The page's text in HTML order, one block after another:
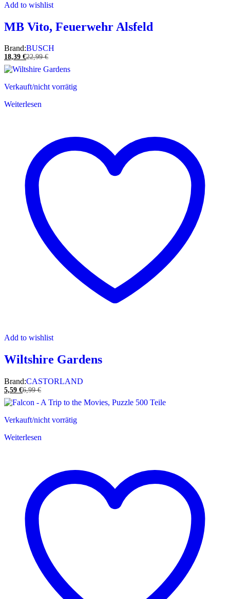
Add to wishlist
MB Vito, Feuerwehr Alsfeld
Brand:BUSCH
18,39 €22,99€
Verkauft/nicht vorrätig
Weiterlesen
Add to wishlist
Wiltshire Gardens
Brand:CASTORLAND
5,59 €6,99€
Verkauft/nicht vorrätig
Weiterlesen